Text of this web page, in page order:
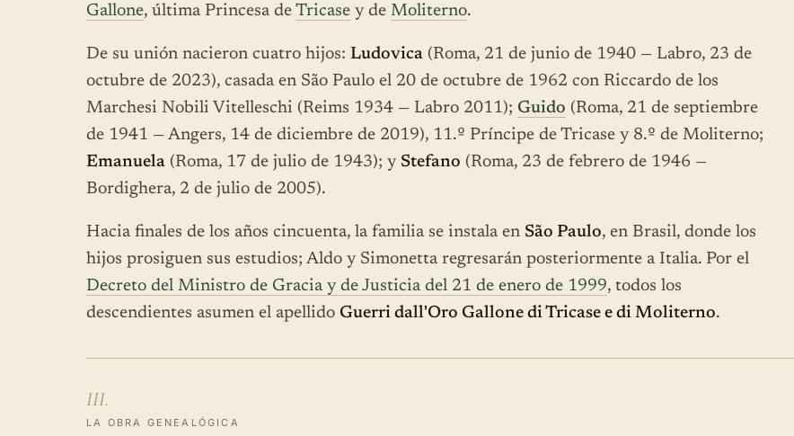
Gallone, última Princesa de Tricase y de Moliterno.
De su unión nacieron cuatro hijos: Ludovica (Roma, 21 de junio de 1940 — Labro, 23 de
octubre de 2023), casada en São Paulo el 20 de octubre de 1962 con Riccardo de los
Marchesi Nobili Vitelleschi (Reims 1934 — Labro 2011); Guido (Roma, 21 de septiembre
de 1941 — Angers, 14 de diciembre de 2019), 11.º Príncipe de Tricase y 8.º de Moliterno;
Emanuela (Roma, 17 de julio de 1943); y Stefano (Roma, 23 de febrero de 1946 —
Bordighera, 2 de julio de 2005).
Hacia finales de los años cincuenta, la familia se instala en São Paulo, en Brasil, donde los
hijos prosiguen sus estudios; Aldo y Simonetta regresarán posteriormente a Italia. Por el
Decreto del Ministro de Gracia y de Justicia del 21 de enero de 1999, todos los
descendientes asumen el apellido Guerri dall'Oro Gallone di Tricase e di Moliterno.
III.
LA OBRA GENEALÓGICA